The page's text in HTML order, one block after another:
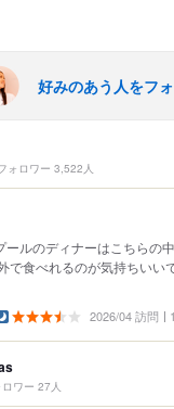
好みのあう人をフ
ォロワー 3,522人
ールのディナーはこちらの
で食べれるのが気持ちいい
2026/04 訪問
ロワー 27人